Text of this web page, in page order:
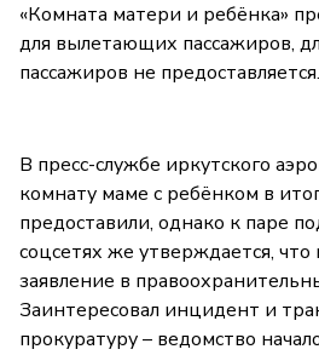
«Комната матери и ребёнка»
для вылетающих пассажиров,
пассажиров не предоставляется.
В пресс-службе иркутского
комнату маме с ребёнком в
предоставили, однако к паре
соцсетях же утверждается,
заявление в
Заинтересовал инцидент и
прокуратуру – ведомство